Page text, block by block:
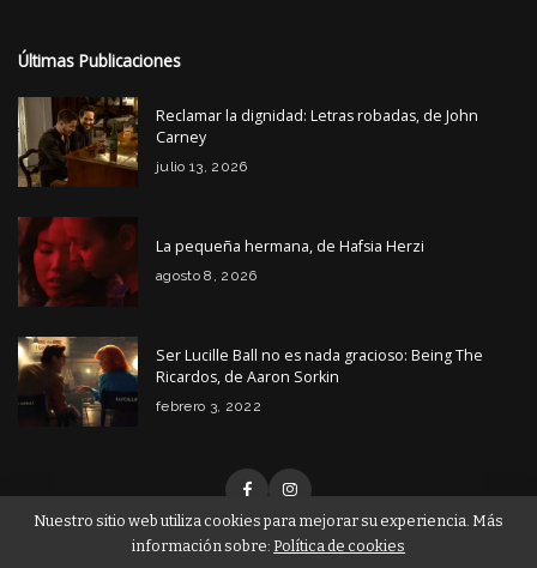
Últimas Publicaciones
Reclamar la dignidad: Letras robadas, de John
Carney
julio 13, 2026
La pequeña hermana, de Hafsia Herzi
agosto 8, 2026
Ser Lucille Ball no es nada gracioso: Being The
Ricardos, de Aaron Sorkin
febrero 3, 2022
Nuestro sitio web utiliza cookies para mejorar su experiencia. Más
información sobre: Política de cookies